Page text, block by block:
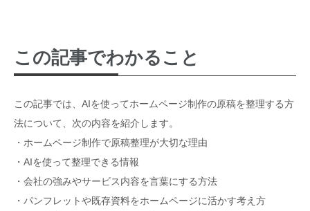
この記事でわかること
この記事では、AIを使ってホームページ制作の原稿を整理する方
法について、次の内容を紹介します。
・ホームページ制作で原稿整理が大切な理由
・AIを使って整理できる情報
・会社の強みやサービス内容を言葉にする方法
・パンフレットや既存資料をホームページに活かす考え方